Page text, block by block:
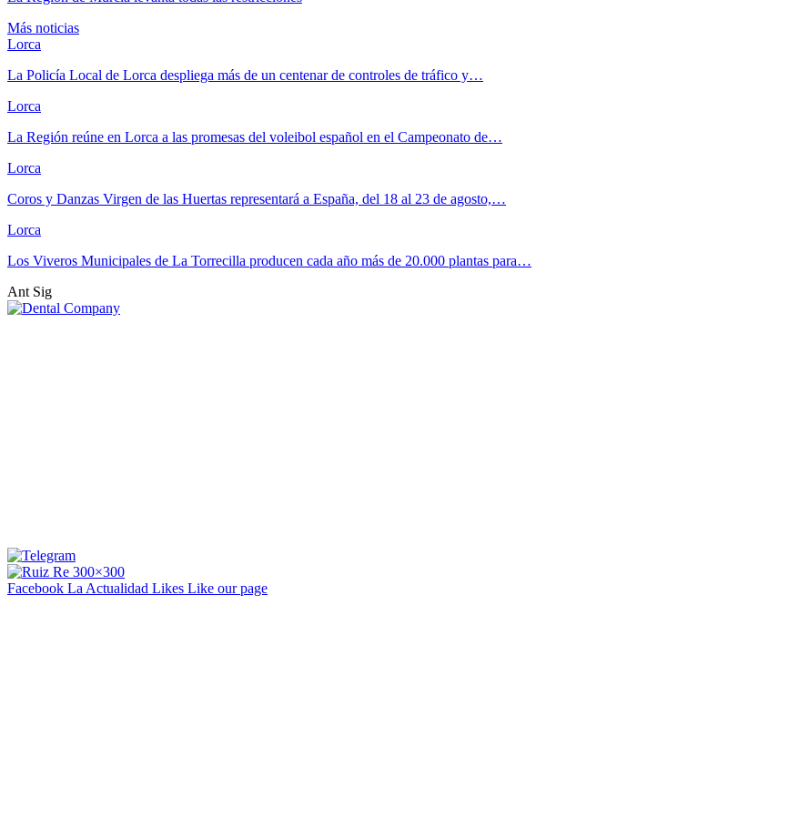
Más noticias
Lorca
La Policía Local de Lorca despliega más de un centenar de controles de tráfico y…
Lorca
La Región reúne en Lorca a las promesas del voleibol español en el Campeonato de…
Lorca
Coros y Danzas Virgen de las Huertas representará a España, del 18 al 23 de agosto,…
Lorca
Los Viveros Municipales de La Torrecilla producen cada año más de 20.000 plantas para…
Ant Sig
Facebook La Actualidad Likes Like our page